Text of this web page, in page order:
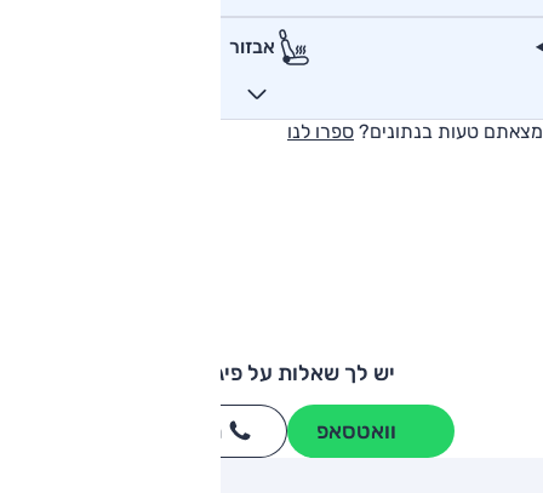
אבזור
מצאתם טעות בנתונים? ספרו לנו
יש לך שאלות על פיג'ו 108?
וואטסאפ חייגו
מותגים מתחרים